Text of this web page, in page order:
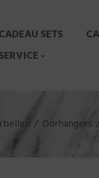
SETS
Oorhangers